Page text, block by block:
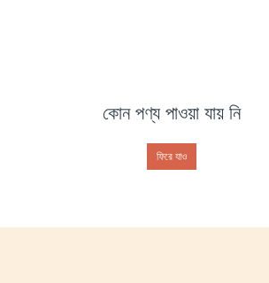
কোন পণ্য পাওয়া যায় নি
ফিরে যাও